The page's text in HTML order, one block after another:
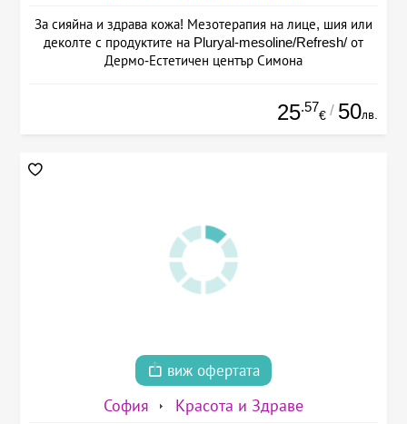
За сияйна и здрава кожа! Мезотерапия на лице, шия или
деколте с продуктите на Pluryal-mesoline/Refresh/ от
Дермо-Естетичен център Симона
25.57
€ / 50лв.
виж офертата
София Красота и Здраве